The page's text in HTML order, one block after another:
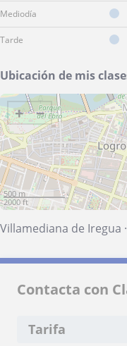
Mediodía
Tarde
Ubicación de mis
+ −
500 m
2000 ft
Villamediana de Iregua ·
Contacta con
Tarifa